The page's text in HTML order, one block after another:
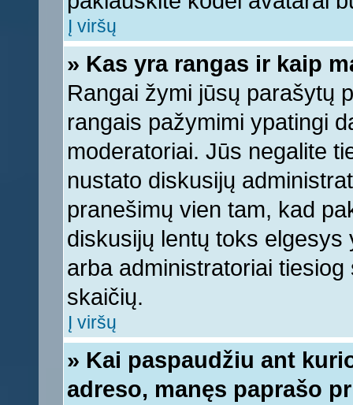
Į viršų
» Kas yra rangas ir kaip
Rangai žymi jūsų parašytų
rangais pažymimi ypatingi
moderatoriai. Jūs negalite
nustato diskusijų
pranešimų vien tam, kad
diskusijų lentų toks
arba administratoriai
skaičių.
Į viršų
» Kai paspaudžiu ant
adreso, manęs paprašo